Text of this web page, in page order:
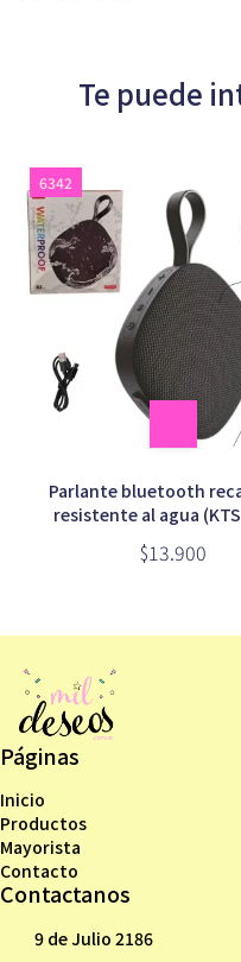
Te puede
6342
Parlante bluetooth
resistente al agua
$13.900
Páginas
Inicio
Productos
Mayorista
Contacto
Contactanos
9 de Julio 2186